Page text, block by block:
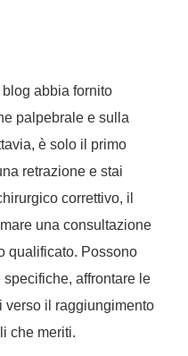
abbia fornito
palpebrale e sulla
è solo il primo
retrazione e stai
correttivo, il
una consultazione
qualificato. Possono
affrontare le
verso il raggiungimento
che meriti.